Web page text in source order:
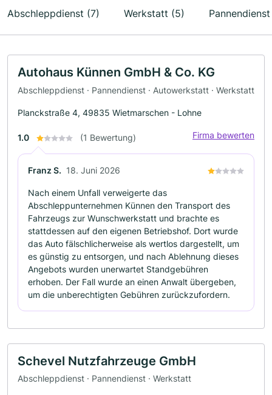
Abschleppdienst (7) Werkstatt (5)
Autohaus Künnen GmbH & Co. KG
Abschleppdienst · Pannendienst · Autowerkstatt · Werkstatt
Planckstraße 4, 49835 Wietmarschen - Lohne
1.0 (1 Bewertung) Firma bewerten
Franz S. 18. Juni 2026
Nach einem Unfall verweigerte das
Abschleppunternehmen Künnen den Transport des
Fahrzeugs zur Wunschwerkstatt und brachte es
stattdessen auf den eigenen Betriebshof. Dort wurde
das Auto fälschlicherweise als wertlos dargestellt, um
es günstig zu entsorgen, und nach Ablehnung dieses
Angebots wurden unerwartet Standgebühren
erhoben. Der Fall wurde an einen Anwalt übergeben,
um die unberechtigten Gebühren zurückzufordern.
Schevel Nutzfahrzeuge GmbH
Abschleppdienst · Pannendienst · Werkstatt